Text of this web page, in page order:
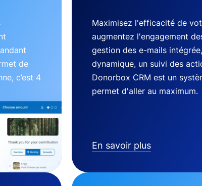
de
c’est 4
Maximisez l'efficacité de
augmentez l'engagement
gestion des e-mails
dynamique, un suivi des
Donorbox CRM est un
permet d'aller au maximum.
En savoir plus